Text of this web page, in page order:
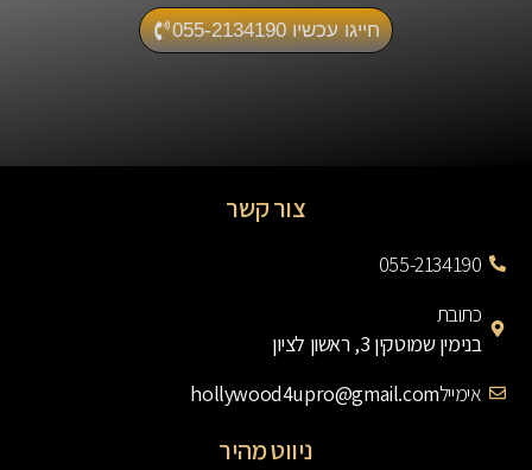
חייגו עכשיו 055-2134190
צור קשר
055-2134190
כתובת
בנימין שמוטקין 3, ראשון לציון
אימיילhollywood4upro@gmail.com
ניווט מהיר